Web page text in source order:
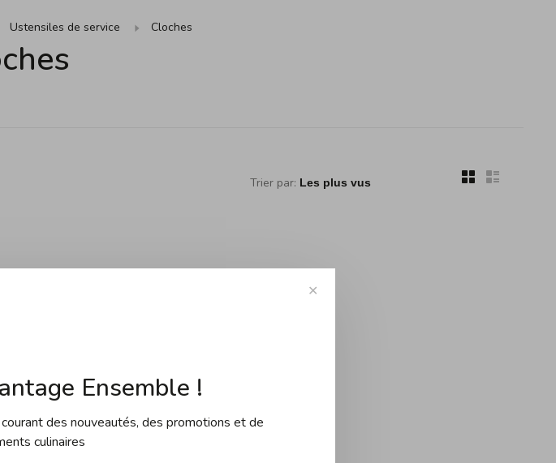
Ustensiles de service Cloches
Trier par:
✕
Ensemble !
des nouveautés, des promotions et de
culinaires